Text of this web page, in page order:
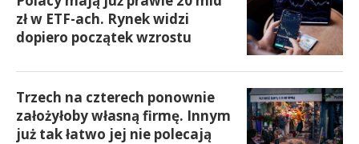
zł w ETF-ach. Rynek widzi
dopiero początek wzrostu
Trzech na czterech ponownie
założyłoby własną firmę. Innym
już tak łatwo jej nie polecają